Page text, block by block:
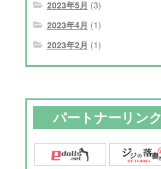
2023年5月 (3)
2023年4月 (1)
2023年2月 (1)
パートナーリンク